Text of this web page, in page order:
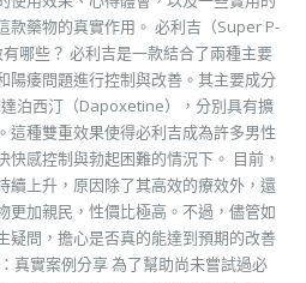
款藥物的真實作用。 必利吉（Super P-
哪些？ 必利吉是一款結合了兩種主要
陽痿問題進行控制與改善。其主要成分
泊西汀（Dapoxetine），分別具有擴
這種雙重效果使得必利吉成為許多男性
感控制與勃起困難的情況下。 目前，
續上升，原因除了其高效的療效外，還
更加親民，性價比極高。不過，儘管如
疑問，擔心是否真的能達到預期的改善
真實案例分享 為了幫助尚未嘗試過必